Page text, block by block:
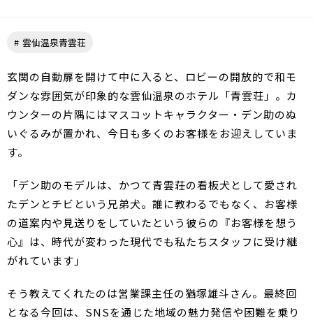
雲仙温泉青雲荘
玄関の自動扉を開けて中に入ると、ロビーの開放的で和モ
ダンな雰囲気が印象的な雲仙温泉のホテル「青雲荘」。カ
ウンターの片隅にはマスコットキャラクター・デン助のぬ
いぐるみが置かれ、今日も多くのお客様をお迎えしていま
す。
「デン助のモデルは、かつて青雲荘の看板犬として愛され
たデンとチビという兄弟犬。誰に教わるでもなく、お客様
の道案内や見送りをしていたという彼らの『お客様を想う
心』は、時代が変わった現代でも私たちスタッフに受け継
がれています」
そう教えてくれたのは営業課主任の猶塚雄斗さん。最終回
となる今回は、SNSを通じた地域の魅力発信や困難を乗り